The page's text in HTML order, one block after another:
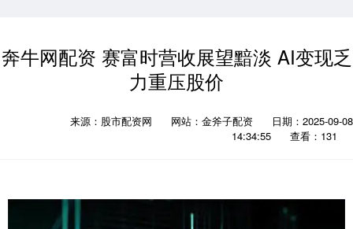
奔牛网配资 赛富时营收展望黯淡 AI变现乏
力重压股价
来源：股市配资网 网站：金斧子配资
日期：2025-09-08
14:34:55
查看：131